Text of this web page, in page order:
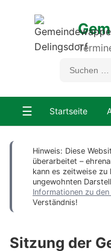
☰ Startseite
Hinweis: Diese
überarbeitet –
kann es zeitweise zu
ungewohnten
Informationen zu
Verständnis!
Sitzung der